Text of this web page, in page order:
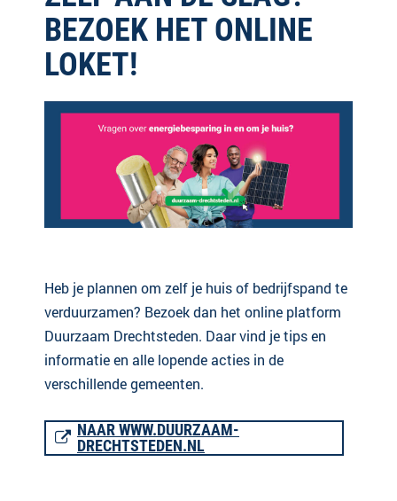
BEZOEK HET ONLINE
LOKET!
Heb je plannen om zelf je huis of bedrijfspand te
verduurzamen? Bezoek dan het online platform
Duurzaam Drechtsteden. Daar vind je tips en
informatie en alle lopende acties in de
verschillende gemeenten.
NAAR WWW.DUURZAAM-
DRECHTSTEDEN.NL